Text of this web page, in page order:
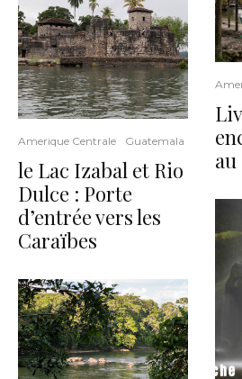
Amerique Centrale Guatemala
le Lac Izabal et Rio
Dulce : Porte
d’entrée vers les
Caraïbes
au